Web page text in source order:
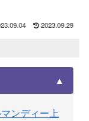
2023.09.29
ンディー上